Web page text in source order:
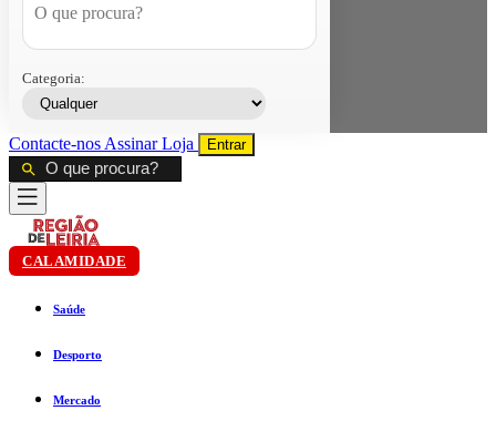
Categoria:
Contacte-nos AssinarLoja Entrar
CALAMIDADE
Saúde
Desporto
Mercado